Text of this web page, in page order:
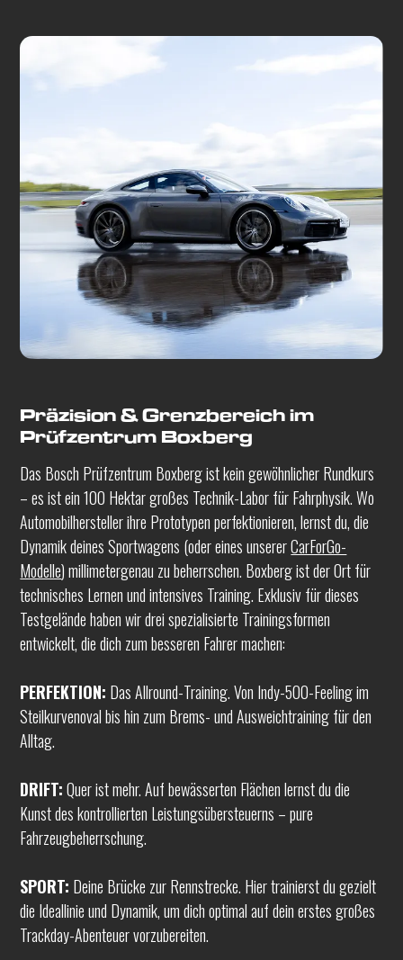
Präzision & Grenzbereich im
Prüfzentrum Boxberg
Das Bosch Prüfzentrum Boxberg ist kein gewöhnlicher Rundkurs
– es ist ein 100 Hektar großes Technik-Labor für Fahrphysik. Wo
Automobilhersteller ihre Prototypen perfektionieren, lernst du, die
Dynamik deines Sportwagens (oder eines unsererCarForGo-
Modelle) millimetergenau zu beherrschen. Boxberg ist der Ort für
technisches Lernen und intensives Training. Exklusiv für dieses
Testgelände haben wir drei spezialisierte Trainingsformen
entwickelt, die dich zum besseren Fahrer machen:
PERFEKTION: Das Allround-Training. Von Indy-500-Feeling im
Steilkurvenoval bis hin zum Brems- und Ausweichtraining für den
Alltag.
DRIFT:Quer ist mehr. Auf bewässerten Flächen lernst du die
Kunst des kontrollierten Leistungsübersteuerns – pure
Fahrzeugbeherrschung.
SPORT: Deine Brücke zur Rennstrecke. Hier trainierst du gezielt
die Ideallinie und Dynamik, um dich optimal auf dein erstes großes
Trackday-Abenteuer vorzubereiten.